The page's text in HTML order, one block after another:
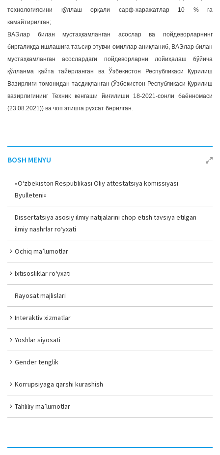
технологиясини қўллаш орқали сарф-харажатлар 10 % га
камайтирилган;
ВАЭлар билан мустаҳкамланган асослар ва пойдеворларнинг
биргаликда ишлашига таъсир этувчи омиллар аниқланиб, ВАЭлар билан
мустаҳкамланган асослардаги пойдеворларни лойиҳалаш бўйича
қўлланма қайта тайёрланган ва Ўзбекистон Республикаси Қурилиш
Вазирлиги томонидан тасдиқланган (Ўзбекистон Республикаси Қурилиш
вазирлигининг Техник кенгаши йиғилиши 18-2021-сонли баённомаси
(23.08.2021)) ва чоп этишга рухсат берилган.
BOSH MENYU
«O‘zbekiston Respublikasi Oliy attestatsiya komissiyasi
Byulleteni»
Dissertatsiya asosiy ilmiy natijalarini chop etish tavsiya etilgan
ilmiy nashrlar ro‘yxati
Ochiq ma’lumotlar
Ixtisosliklar ro‘yxati
Rayosat majlislari
Interaktiv xizmatlar
Yoshlar siyosati
Gender tenglik
Korrupsiyaga qarshi kurashish
Tahliliy ma’lumotlar